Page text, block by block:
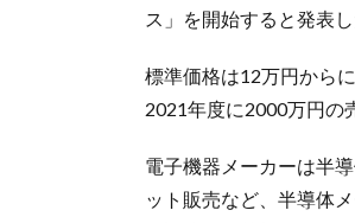
ス」を開始すると発表し
標準価格は12万円から
2021年度に2000万円の
電子機器メーカーは半
ット販売など、半導体